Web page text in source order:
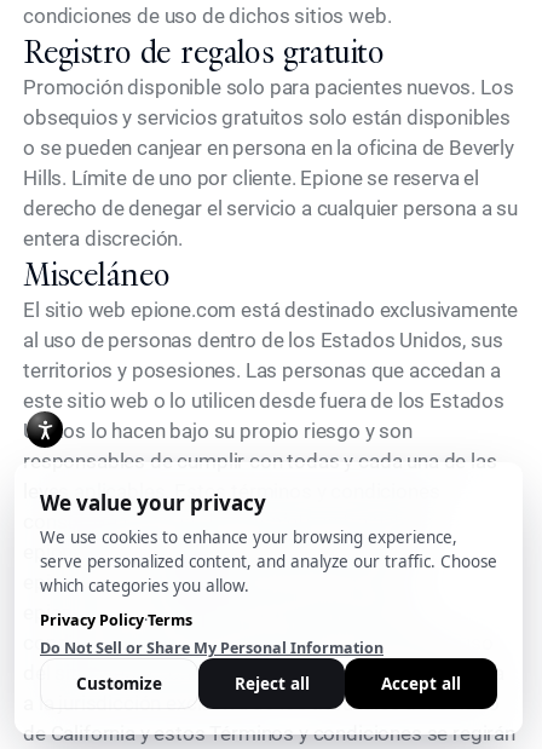
condiciones de uso de dichos sitios web.
Registro de regalos gratuito
Promoción disponible solo para pacientes nuevos. Los
obsequios y servicios gratuitos solo están disponibles
o se pueden canjear en persona en la oficina de Beverly
Hills. Límite de uno por cliente. Epione se reserva el
derecho de denegar el servicio a cualquier persona a su
entera discreción.
Misceláneo
El sitio web epione.com está destinado exclusivamente
al uso de personas dentro de los Estados Unidos, sus
territorios y posesiones. Las personas que accedan a
este sitio web o lo utilicen desde fuera de los Estados
Unidos lo hacen bajo su propio riesgo y son
responsables de cumplir con todas y cada una de las
leyes aplicables. Estos términos y condiciones
constituyen el acuerdo completo entre usted y
epione.com con respecto al uso del sitio web
epione.com. Cualquier disputa entre usted y
epione.com con respecto a estos Términos y
condiciones, el sitio web epione.com o cualquier uso
del sitio web epione.com o su contenido estará sujeta
a la jurisdicción exclusiva de los tribunales del estado
de California y estos Términos y condiciones se regirán